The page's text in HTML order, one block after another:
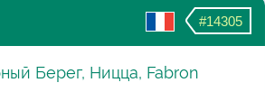
#14305
Берег, Ницца, Fabron